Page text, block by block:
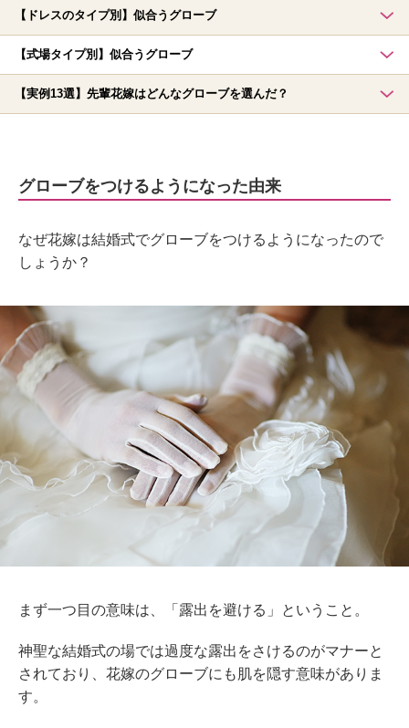
【ドレスのタイプ別】似合うグローブ
【式場タイプ別】似合うグローブ
【実例13選】先輩花嫁はどんなグローブを選んだ？
グローブをつけるようになった由来
なぜ花嫁は結婚式でグローブをつけるようになったので
しょうか？
まず一つ目の意味は、「露出を避ける」ということ。
神聖な結婚式の場では過度な露出をさけるのがマナーと
されており、花嫁のグローブにも肌を隠す意味がありま
す。